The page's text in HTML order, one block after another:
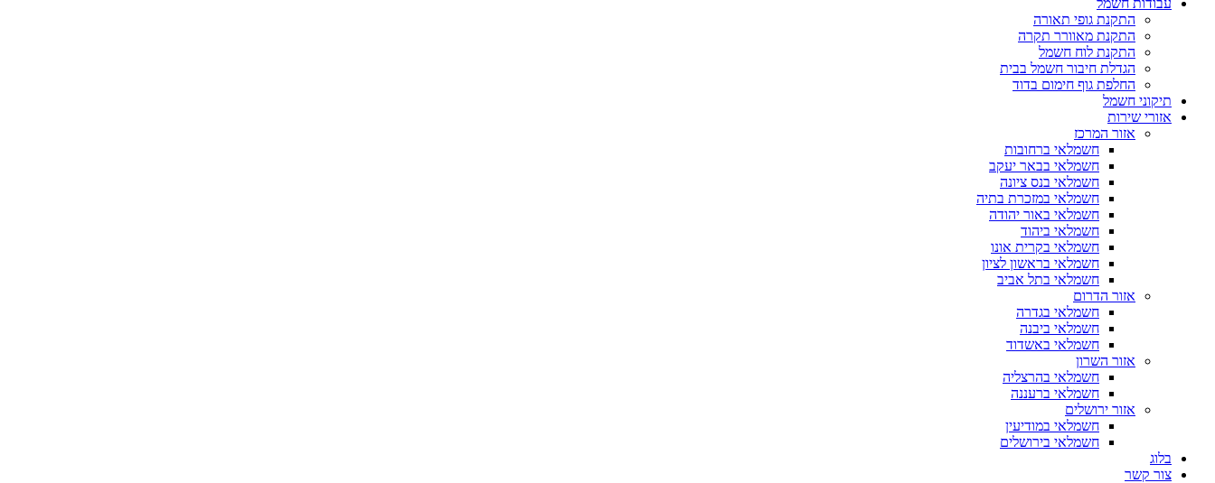
עבודות חשמל
התקנת גופי תאורה
התקנת מאוורר תקרה
התקנת לוח חשמל
הגדלת חיבור חשמל בבית
החלפת גוף חימום בדוד
תיקוני חשמל
אזורי שירות
אזור המרכז
חשמלאי ברחובות
חשמלאי בבאר יעקב
חשמלאי בנס ציונה
חשמלאי במזכרת בתיה
חשמלאי באור יהודה
חשמלאי ביהוד
חשמלאי בקרית אונו
חשמלאי בראשון לציון
חשמלאי בתל אביב
אזור הדרום
חשמלאי בגדרה
חשמלאי ביבנה
חשמלאי באשדוד
אזור השרון
חשמלאי בהרצליה
חשמלאי ברעננה
אזור ירושלים
חשמלאי במודיעין
חשמלאי בירושלים
בלוג
צור קשר